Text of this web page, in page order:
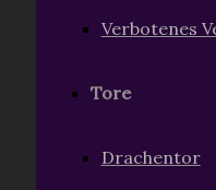
Verbotenes
Tore
Drachentor